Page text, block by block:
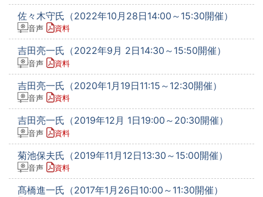
佐々木守氏（2022年10月28日14:00～15:30開催）
音声 資料
吉田亮一氏（2022年9月 2日14:30～15:50開催）
音声 資料
吉田亮一氏（2020年1月19日11:15～12:30開催）
音声 資料
吉田亮一氏（2019年12月 1日19:00～20:30開催）
音声 資料
菊池保夫氏（2019年11月12日13:30～15:00開催）
音声 資料
髙橋進一氏（2017年1月26日10:00～11:30開催）